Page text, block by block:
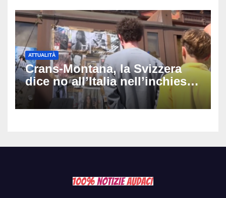
ATTUALITÀ
Crans-Montana, la Svizzera
dice no all’Italia nell’inchiesta
sul rogo: respinta la richiesta
di costituirsi parte civile